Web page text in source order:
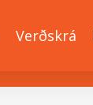
Verðskrá